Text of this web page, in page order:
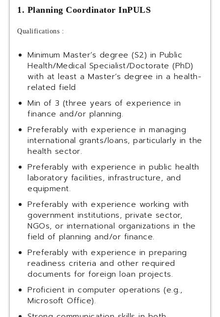
1. Planning Coordinator InPULS
Qualifications :
Minimum Master’s degree (S2) in Public
Health/Medical Specialist/Doctorate (PhD)
with at least a Master’s degree in a health-
related field
Min of 3 (three years of experience in
finance and/or planning.
Preferably with experience in managing
international grants/loans, particularly in the
health sector.
Preferably with experience in public health
laboratory facilities, infrastructure, and
equipment.
Preferably with experience working with
government institutions, private sector,
NGOs, or international organizations in the
field of planning and/or finance.
Preferably with experience in preparing
readiness criteria and other required
documents for foreign loan projects.
Proficient in computer operations (e.g.,
Microsoft Office).